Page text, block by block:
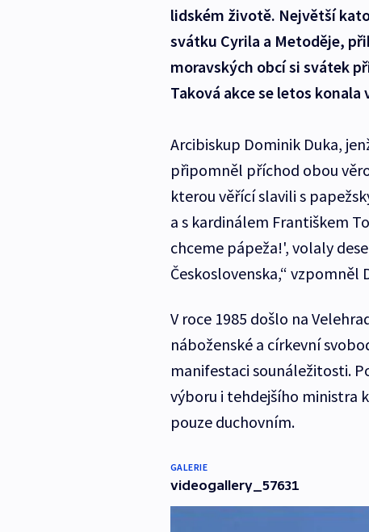
lidském životě. Největší
svátku Cyrila a Metoděje,
moravských obcí si svátek
Taková akce se letos konala
Arcibiskup Dominik Duka,
připomněl příchod obou
kterou věřící slavili s
a s kardinálem Františkem
chceme pápeža!', volaly
Československa,“ vzpomněl
V roce 1985 došlo na
náboženské a církevní
manifestaci sounáležitosti.
výboru i tehdejšího ministra
pouze duchovním.
GALERIE
videogallery_57631